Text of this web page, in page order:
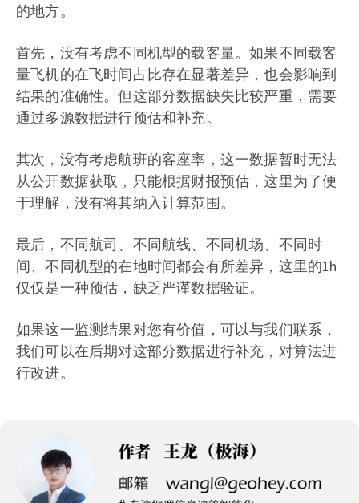
的地方。
首先，没有考虑不同机型的载客量。如果不同载客
量飞机的在飞时间占比存在显著差异，也会影响到
结果的准确性。但这部分数据缺失比较严重，需要
通过多源数据进行预估和补充。
其次，没有考虑航班的客座率，这一数据暂时无法
从公开数据获取，只能根据财报预估，这里为了便
于理解，没有将其纳入计算范围。
最后，不同航司、不同航线、不同机场、不同时
间、不同机型的在地时间都会有所差异，这里的1h
仅仅是一种预估，缺乏严谨数据验证。
如果这一监测结果对您有价值，可以与我们联系，
我们可以在后期对这部分数据进行补充，对算法进
行改进。